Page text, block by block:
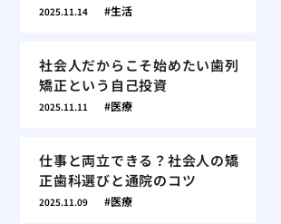
2025.11.14 生活
社会人だからこそ始めたい歯列
矯正という自己投資
2025.11.11 医療
仕事と両立できる？社会人の矯
正歯科選びと通院のコツ
2025.11.09 医療